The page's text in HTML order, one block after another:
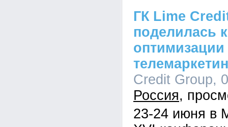
ГК Lime
поделилась
оптимизации
Credit Group,
Россия
23-24 июня в